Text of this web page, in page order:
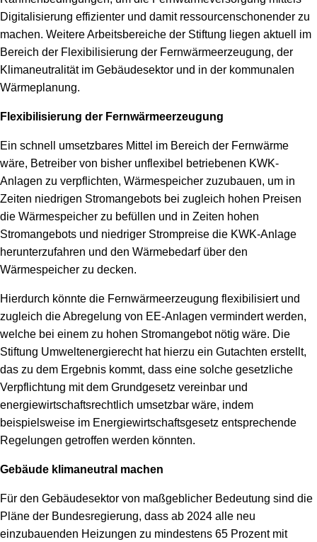
Digitalisierung effizienter und damit ressourcenschonender zu
machen. Weitere Arbeitsbereiche der Stiftung liegen aktuell im
Bereich der Flexibilisierung der Fernwärmeerzeugung, der
Klimaneutralität im Gebäudesektor und in der kommunalen
Wärmeplanung.
Flexibilisierung der Fernwärmeerzeugung
Ein schnell umsetzbares Mittel im Bereich der Fernwärme
wäre, Betreiber von bisher unflexibel betriebenen KWK-
Anlagen zu verpflichten, Wärmespeicher zuzubauen, um in
Zeiten niedrigen Stromangebots bei zugleich hohen Preisen
die Wärmespeicher zu befüllen und in Zeiten hohen
Stromangebots und niedriger Strompreise die KWK-Anlage
herunterzufahren und den Wärmebedarf über den
Wärmespeicher zu decken.
Hierdurch könnte die Fernwärmeerzeugung flexibilisiert und
zugleich die Abregelung von EE-Anlagen vermindert werden,
welche bei einem zu hohen Stromangebot nötig wäre. Die
Stiftung Umweltenergierecht hat hierzu ein Gutachten erstellt,
das zu dem Ergebnis kommt, dass eine solche gesetzliche
Verpflichtung mit dem Grundgesetz vereinbar und
energiewirtschaftsrechtlich umsetzbar wäre, indem
beispielsweise im Energiewirtschaftsgesetz entsprechende
Regelungen getroffen werden könnten.
Gebäude klimaneutral machen
Für den Gebäudesektor von maßgeblicher Bedeutung sind die
Pläne der Bundesregierung, dass ab 2024 alle neu
einzubauenden Heizungen zu mindestens 65 Prozent mit